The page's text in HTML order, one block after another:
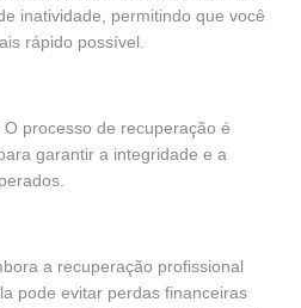
inatividade, permitindo que você
rápido possível.
O processo de recuperação é
garantir a integridade e a
a recuperação profissional
pode evitar perdas financeiras